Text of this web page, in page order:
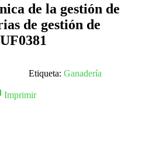
CONDUCTAS Y
COMPORTAMIENTOS
de la gestión de
de gestión de
Etiqueta: Ganadería
Imprimir